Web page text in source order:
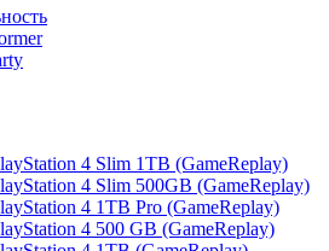
4 Slim 1TB (GameReplay)
4 Slim 500GB (GameReplay)
4 1TB Pro (GameReplay)
4 500 GB (GameReplay)